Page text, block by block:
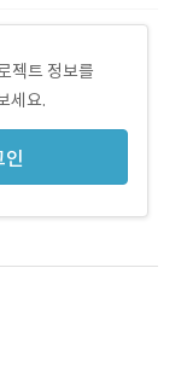
젝트 정보를
세요.
인